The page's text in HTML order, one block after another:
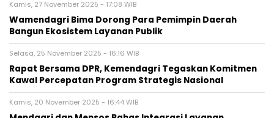
Kamis, 27 November 2025 - 17:08 WIB
Wamendagri Bima Dorong Para Pemimpin Daerah
Bangun Ekosistem Layanan Publik
Selasa, 25 November 2025 - 16:16 WIB
Rapat Bersama DPR, Kemendagri Tegaskan Komitmen
Kawal Percepatan Program Strategis Nasional
Kamis, 20 November 2025 - 16:44 WIB